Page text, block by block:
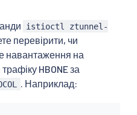
istioctl ztunnel-
перевірити, чи
навантаження на
HBONE за
. Наприклад: